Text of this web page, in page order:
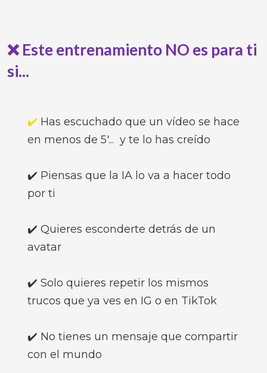
❌ Este entrenamiento NO es para ti
si...
✔️ Has escuchado que un vídeo se hace
en menos de 5'... y te lo has creído
✔️ Piensas que la IA lo va a hacer todo
por ti
✔️ Quieres esconderte detrás de un
avatar
✔️ Solo quieres repetir los mismos
trucos que ya ves en IG o en TikTok
✔️ No tienes un mensaje que compartir
con el mundo